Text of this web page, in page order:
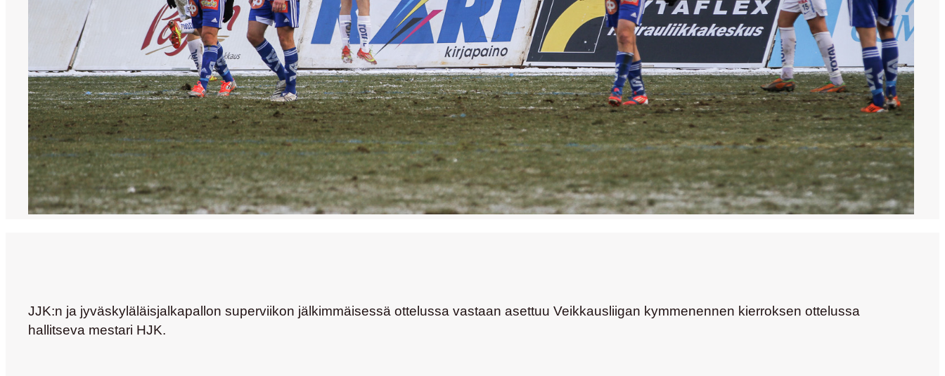
JJK:n ja jyväskyläläisjalkapallon superviikon jälkimmäisessä ottelussa vastaan asettuu Veikkausliigan kymmenennen kierroksen ottelussa
hallitseva mestari HJK.